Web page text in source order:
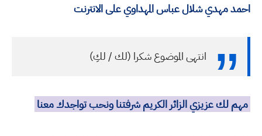
احمد مهدي شلال عباس المهداوي على الانترنت
انتهى الموضوع شكرا (لك / لكِ)
مهم لك عزيزي الزائر الكريم شرفتنا ونحب تواجدك معنا